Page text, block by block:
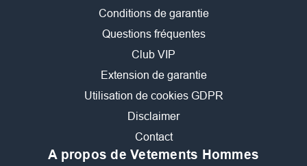
Conditions de garantie
Questions fréquentes
Club VIP
Extension de garantie
Utilisation de cookies GDPR
Disclaimer
Contact
A propos de Vetements Hommes